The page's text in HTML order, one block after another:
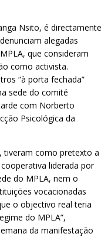
Nsito, é directamente
alegadas
que consideram
como activista.
“à porta fechada”
sede do comité
com Norberto
Psicológica da
tiveram como pretexto a
liderada por
do MPLA, nem o
vocacionadas
o objectivo real teria
do MPLA”,
da manifestação